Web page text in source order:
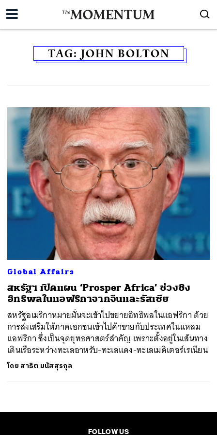
TAG: JOHN BOLTON
Global Affairs
สหรัฐฯ เปิดแผน ‘Prosper Africa’ ช่วงชิง
อิทธิพลในแอฟริกาจากจีนและรัสเซีย
สหรัฐอเมริกาหมายมั่นจะเข้าไปขยายอิทธิพลในแอฟริกา ด้วย
การส่งเสริมให้ภาคเอกชนเข้าไปค้าขายกับประเทศในแหลม
แอฟริกา ซึ่งเป็นจุดยุทธศาสตร์สำคัญ เพราะตั้งอยู่ในเส้นทาง
เดินเรือระหว่างทะเลอาหรับ-ทะเลแดง-ทะเลเมดิเตอร์เรเนียน
โดย สาธิต มนัสสุรกุล
FOLLOW US
SHARE TWEET LINE EMAIL